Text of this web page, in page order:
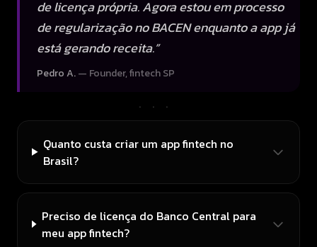
de licença própria. Agora estou em processo
de regularização no BACEN enquanto a app já
está gerando receita.”
Pedro A.— Founder, fintech SP
···
Quanto custa criar um app fintech no
Brasil?
Preciso de licença do Banco Central para
meu app fintech?